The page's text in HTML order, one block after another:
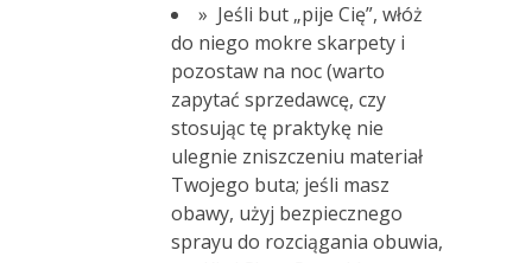
» Jeśli but „pije Cię”, włóż
do niego mokre skarpety i
pozostaw na noc (warto
zapytać sprzedawcę, czy
stosując tę praktykę nie
ulegnie zniszczeniu materiał
Twojego buta; jeśli masz
obawy, użyj bezpiecznego
sprayu do rozciągania obuwia,